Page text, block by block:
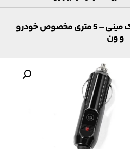
کابل برق فندکی استارلینک مینی – 5 متری مخصوص خودرو
و ون